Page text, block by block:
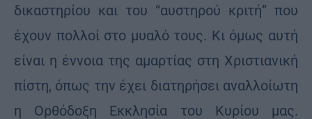
δικαστηρίου και του “αυστηρού κριτή” που
έχουν πολλοί στο μυαλό τους. Κι όμως αυτή
είναι η έννοια της αμαρτίας στη Χριστιανική
πίστη, όπως την έχει διατηρήσει αναλλοίωτη
η Ορθόδοξη Εκκλησία του Κυρίου μας.